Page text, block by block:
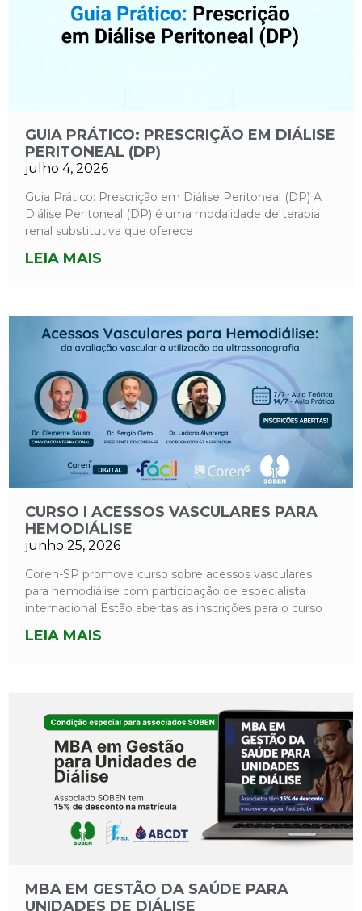
GUIA PRÁTICO: PRESCRIÇÃO EM DIÁLISE
PERITONEAL (DP)
julho 4, 2026
Guia Prático: Prescrição em Diálise Peritoneal (DP) A
Diálise Peritoneal (DP) é uma modalidade de terapia
renal substitutiva que oferece
LEIA MAIS
CURSO I ACESSOS VASCULARES PARA
HEMODIÁLISE
junho 25, 2026
Coren-SP promove curso sobre acessos vasculares
para hemodiálise com participação de especialista
internacional Estão abertas as inscrições para o curso
LEIA MAIS
MBA EM GESTÃO DA SAÚDE PARA
UNIDADES DE DIÁLISE